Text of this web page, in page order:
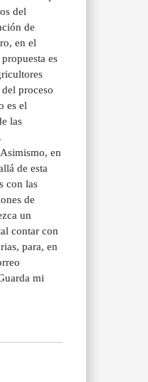
del
de
en el
es
proceso
es el
las
en
de esta
con las
de
un
contar con
para, en
mi